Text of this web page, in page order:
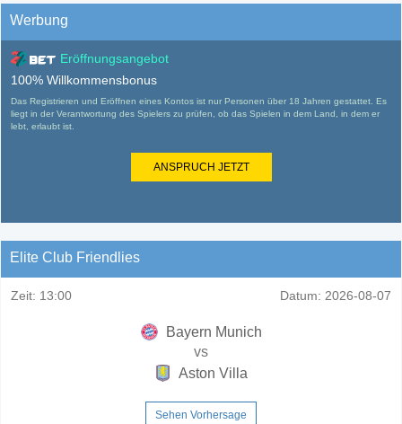
Werbung
Eröffnungsangebot
100% Willkommensbonus
Das Registrieren und Eröffnen eines Kontos ist nur Personen über 18 Jahren gestattet. Es
liegt in der Verantwortung des Spielers zu prüfen, ob das Spielen in dem Land, in dem er
lebt, erlaubt ist.
ANSPRUCH JETZT
Elite Club Friendlies
Zeit: 13:00 Datum: 2026-08-07
Bayern Munich
vs
Aston Villa
Sehen Vorhersage